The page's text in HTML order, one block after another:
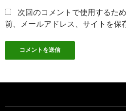
次回のコメントで使用するた
前、メールアドレス、サイトを保